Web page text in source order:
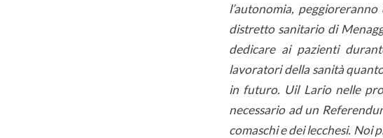
l’autonomia,
distretto sanitario di
dedicare ai pazienti
lavoratori della sanità
in futuro. Uil Lario nelle
necessario ad un
comaschi e dei lecchesi. Noi